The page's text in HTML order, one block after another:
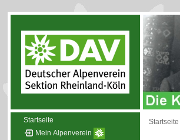
Startseite
Mein Alpenverein
Startseite